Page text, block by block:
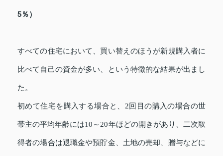
5％）
すべての住宅において、買い替えのほうが新規購入者に
比べて自己の資金が多い、という特徴的な結果が出まし
た。
初めて住宅を購入する場合と、2回目の購入の場合の世
帯主の平均年齢には10～20年ほどの開きがあり、二次取
得者の場合は退職金や預貯金、土地の売却、贈与などに